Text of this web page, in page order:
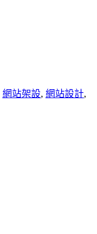
網站架設, 網站設計,